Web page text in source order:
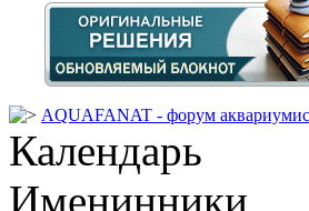
AQUAFANAT - форум
Календарь
Именинники